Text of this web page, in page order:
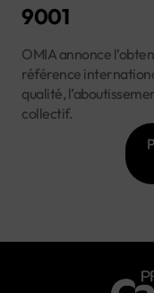
9001
OMIA annonce
référence
qualité,
collectif.